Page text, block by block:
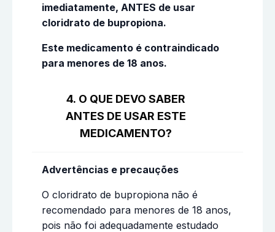
imediatamente, ANTES de usar
cloridrato de bupropiona.
Este medicamento é contraindicado
para menores de 18 anos.
4. O QUE DEVO SABER
ANTES DE USAR ESTE
MEDICAMENTO?
Advertências e precauções
O cloridrato de bupropiona não é
recomendado para menores de 18 anos,
pois não foi adequadamente estudado